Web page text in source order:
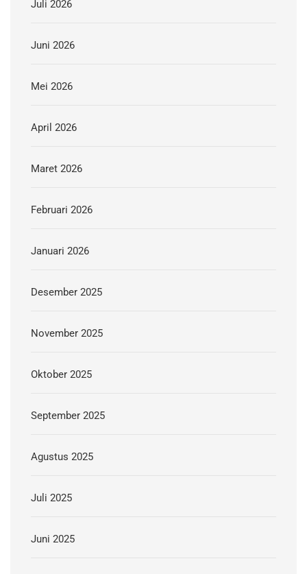
Juli 2026
Juni 2026
Mei 2026
April 2026
Maret 2026
Februari 2026
Januari 2026
Desember 2025
November 2025
Oktober 2025
September 2025
Agustus 2025
Juli 2025
Juni 2025